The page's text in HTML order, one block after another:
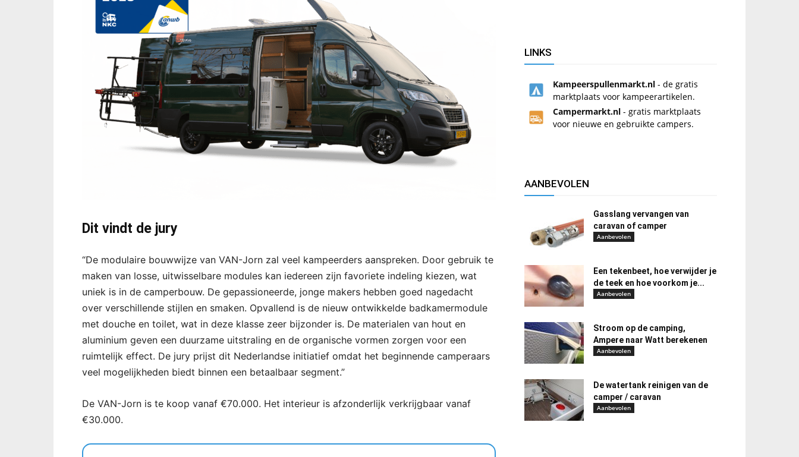
Dit vindt de jury
“De modulaire bouwwijze van VAN-Jorn zal veel kampeerders aanspreken. Door gebruik te
maken van losse, uitwisselbare modules kan iedereen zijn favoriete indeling kiezen, wat
uniek is in de camperbouw. De gepassioneerde, jonge makers hebben goed nagedacht
over verschillende stijlen en smaken. Opvallend is de nieuw ontwikkelde badkamermodule
met douche en toilet, wat in deze klasse zeer bijzonder is. De materialen van hout en
aluminium geven een duurzame uitstraling en de organische vormen zorgen voor een
ruimtelijk effect. De jury prijst dit Nederlandse initiatief omdat het beginnende camperaars
veel mogelijkheden biedt binnen een betaalbaar segment.”
De VAN-Jorn is te koop vanaf €70.000. Het interieur is afzonderlijk verkrijgbaar vanaf
€30.000.
LINKS
Kampeerspullenmarkt.nl - de gratis
marktplaats voor kampeerartikelen.
Campermarkt.nl - gratis marktplaats
voor nieuwe en gebruikte campers.
AANBEVOLEN
Gasslang vervangen van
caravan of camper
Aanbevolen
Een tekenbeet, hoe verwijder je
de teek en hoe voorkom je...
Aanbevolen
Stroom op de camping,
Ampere naar Watt berekenen
Aanbevolen
De watertank reinigen van de
camper / caravan
Aanbevolen